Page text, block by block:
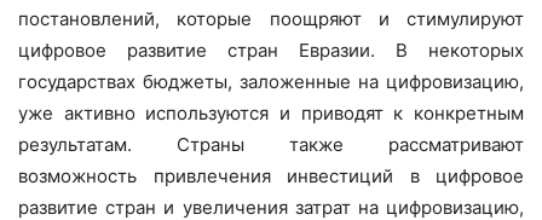
постановлений, которые поощряют и стимулируют
цифровое развитие стран Евразии. В некоторых
государствах бюджеты, заложенные на цифровизацию,
уже активно используются и приводят к конкретным
результатам. Страны также рассматривают
возможность привлечения инвестиций в цифровое
развитие стран и увеличения затрат на цифровизацию,